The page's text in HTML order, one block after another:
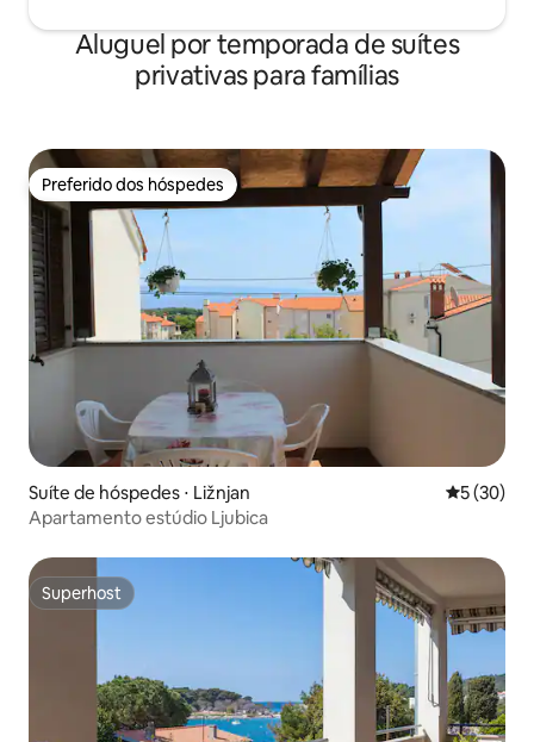
Aluguel por temporada de suítes
privativas para famílias
Preferido dos hóspedes
Preferido dos hóspedes
Suíte de hóspedes ⋅ Ližnjan 5 de uma
5 (30)
Apartamento estúdio Ljubica
Superhost
Superhost